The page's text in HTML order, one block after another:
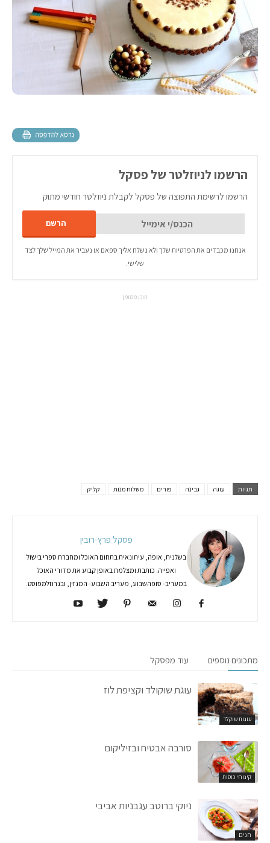
הרשמו לניוזלטר של פסקל
הרשמו לרשימת התפוצה של פסקל לקבלת ניוזלטר חודשי מתוק
אנחנו מכבדים את הפרטיות שלך ולא נשלח אליך ספאם או נעביר את המייל שלך לצד
שלישי.
תוכן ממומן
תגיות עוגה גבינה פורים משלוח מנות קליק
פסקל פרץ-רובין
בשלנית, אופה, עיתונאית בתחום האוכל ומחברת ספרי בישול
ואפייה. כותבת ומצלמת באופן קבוע את מדורי האוכל
במעריב- סופהשבוע, מעריב השבוע- המגזין, ובגרוזלמפוסט.
מתכונים נוספים עוד מפסקל
עוגות שוקלד
עוגת שוקולד וקציפת לוז
קינוחי כוסות
סורבה אבטיח ובזיליקום
חגים
ניוקי ברוטב עגבניות אביבי